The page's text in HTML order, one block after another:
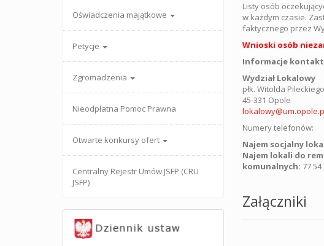
Oświadczenia majątkowe
Petycje
Zgromadzenia
Nieodpłatna Pomoc Prawna
Otwarte konkursy ofert
Centralny Rejestr Umów JSFP (CRU
JSFP)
Listy osób
w każdym czasie.
faktycznego przez
Wnioski osób
Informacje
Wydział Lokalowy
płk. Witolda
45-331 Opole
Numery telefonów:
Najem socjalny
Najem lokali do
komunalnych: 77 54
Załączniki